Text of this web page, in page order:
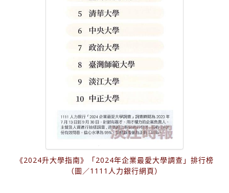
《2024升大學指南》「2024年企業最愛大學調查」排行榜
（圖／1111人力銀行網頁）